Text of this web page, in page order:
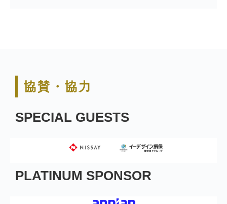
協賛・協力
SPECIAL GUESTS
PLATINUM SPONSOR